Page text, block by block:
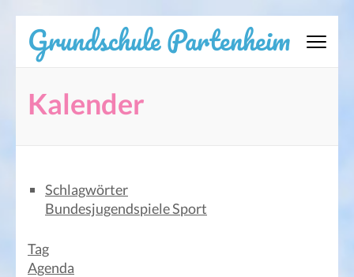
Inhalt
springen
drücken)
Grundschule Partenheim
Kalender
Schlagwörter
BundesjugendspieleSport
Tag
Agenda